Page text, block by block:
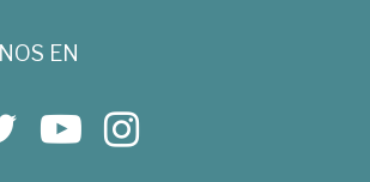
EN